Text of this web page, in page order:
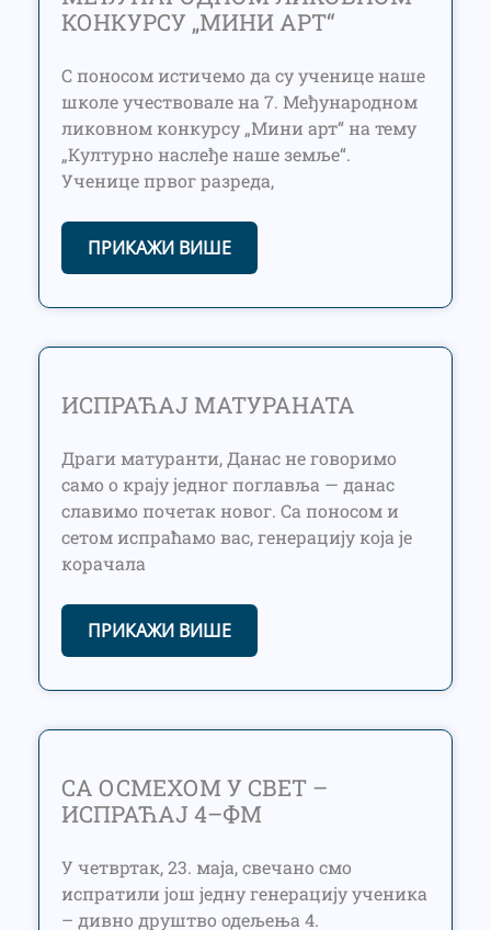
КОНКУРСУ „МИНИ АРТ“
С поносом истичемо да су ученице наше
школе учествовале на 7. Међународном
ликовном конкурсу „Мини арт“ на тему
„Културно наслеђе наше земље“.
Ученице првог разреда,
ПРИКАЖИ ВИШЕ
ИСПРАЋАЈ МАТУРАНАТА
Драги матуранти, Данас не говоримо
само о крају једног поглавља — данас
славимо почетак новог. Са поносом и
сетом испраћамо вас, генерацију која је
корачала
ПРИКАЖИ ВИШЕ
СА ОСМЕХОМ У СВЕТ –
ИСПРАЋАЈ 4–ФМ
У четвртак, 23. маја, свечано смо
испратили још једну генерацију ученика
– дивно друштво одељења 4.